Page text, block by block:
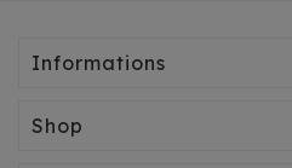
Informations
Shop